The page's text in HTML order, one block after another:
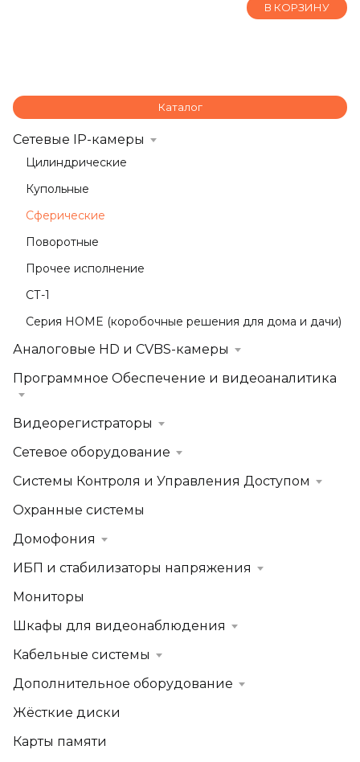
В КОРЗИНУ
Каталог
Сетевые IP-камеры
Цилиндрические
Купольные
Сферические
Поворотные
Прочее исполнение
СТ-1
Серия HOME (коробочные решения для дома и дачи)
Аналоговые HD и CVBS-камеры
Программное Обеспечение и видеоаналитика
Видеорегистраторы
Сетевое оборудование
Системы Контроля и Управления Доступом
Охранные системы
Домофония
ИБП и стабилизаторы напряжения
Мониторы
Шкафы для видеонаблюдения
Кабельные системы
Дополнительное оборудование
Жёсткие диски
Карты памяти